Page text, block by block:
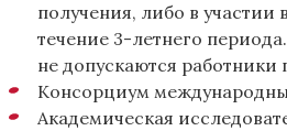
получения, либо в участии
течение 3-летнего
не допускаются работники
Консорциум
Академическая